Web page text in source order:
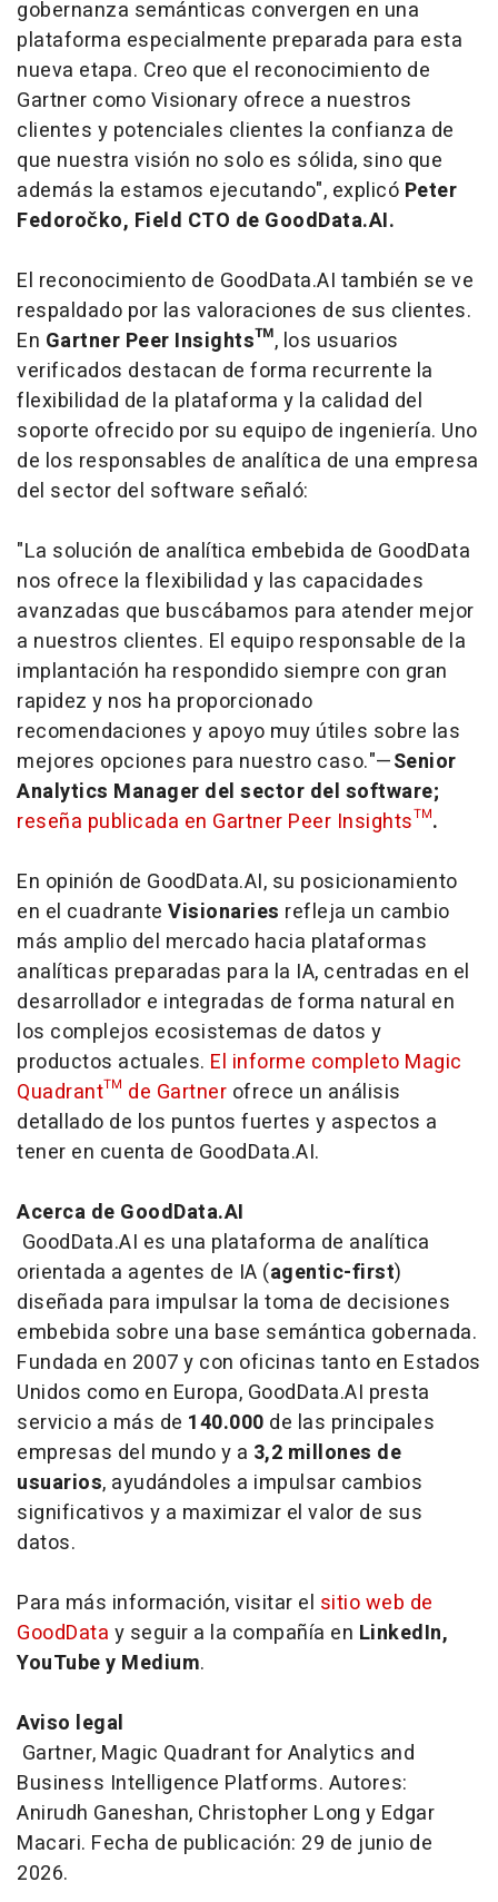
gobernanza semánticas convergen en una
plataforma especialmente preparada para esta
nueva etapa. Creo que el reconocimiento de
Gartner como Visionary ofrece a nuestros
clientes y potenciales clientes la confianza de
que nuestra visión no solo es sólida, sino que
además la estamos ejecutando", explicó Peter
Fedoročko, Field CTO de GoodData.AI.
El reconocimiento de GoodData.AI también se ve
respaldado por las valoraciones de sus clientes.
En Gartner Peer Insights™, los usuarios
verificados destacan de forma recurrente la
flexibilidad de la plataforma y la calidad del
soporte ofrecido por su equipo de ingeniería. Uno
de los responsables de analítica de una empresa
del sector del software señaló:
"La solución de analítica embebida de GoodData
nos ofrece la flexibilidad y las capacidades
avanzadas que buscábamos para atender mejor
a nuestros clientes. El equipo responsable de la
implantación ha respondido siempre con gran
rapidez y nos ha proporcionado
recomendaciones y apoyo muy útiles sobre las
mejores opciones para nuestro caso."—Senior
Analytics Manager del sector del software;
reseña publicada en Gartner Peer Insights™.
En opinión de GoodData.AI, su posicionamiento
en el cuadrante Visionaries refleja un cambio
más amplio del mercado hacia plataformas
analíticas preparadas para la IA, centradas en el
desarrollador e integradas de forma natural en
los complejos ecosistemas de datos y
productos actuales. El informe completo Magic
Quadrant™ de Gartner ofrece un análisis
detallado de los puntos fuertes y aspectos a
tener en cuenta de GoodData.AI.
Acerca de GoodData.AI
GoodData.AI es una plataforma de analítica
orientada a agentes de IA (agentic-first)
diseñada para impulsar la toma de decisiones
embebida sobre una base semántica gobernada.
Fundada en 2007 y con oficinas tanto en Estados
Unidos como en Europa, GoodData.AI presta
servicio a más de 140.000 de las principales
empresas del mundo y a 3,2 millones de
usuarios, ayudándoles a impulsar cambios
significativos y a maximizar el valor de sus
datos.
Para más información, visitar el sitio web de
GoodData y seguir a la compañía en LinkedIn,
YouTube y Medium.
Aviso legal
Gartner, Magic Quadrant for Analytics and
Business Intelligence Platforms. Autores:
Anirudh Ganeshan, Christopher Long y Edgar
Macari. Fecha de publicación: 29 de junio de
2026.